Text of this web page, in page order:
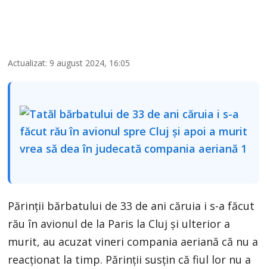
Actualizat: 9 august 2024, 16:05
Părinții bărbatului de 33 de ani căruia i s-a făcut
rău în avionul de la Paris la Cluj și ulterior a
murit, au acuzat vineri compania aeriană că nu a
reacționat la timp. Părinții susțin că fiul lor nu a